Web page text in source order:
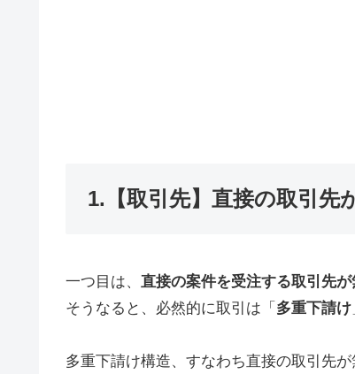
1.【取引先】直接の取引先
一つ目は、 直接の案件を受注する取引先
そうなると、必然的に取引は「 多重下請け
多重下請け構造、すなわち直接の取引先